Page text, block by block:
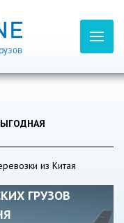
из Китая
ГРУЗОВ